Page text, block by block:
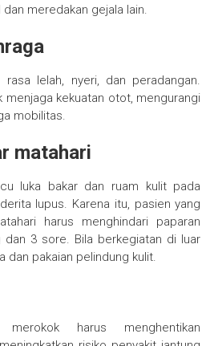
meredakan gejala lain.
lelah, nyeri, dan peradangan.
menjaga kekuatan otot, mengurangi
mobilitas.
matahari
luka bakar dan ruam kulit pada
lupus. Karena itu, pasien yang
harus menghindari paparan
dan 3 sore. Bila berkegiatan di luar
dan pakaian pelindung kulit.
harus menghentikan